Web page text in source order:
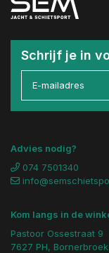
Schrijf je in
Advies nodig?
074 7501340
Kom langs in de
Pastoor Ossestraat 9
7627 PH, Bornerbroek